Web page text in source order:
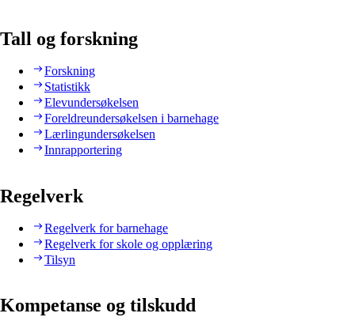
Tall og forskning
Forskning
Statistikk
Elevundersøkelsen
Foreldreundersøkelsen i barnehage
Lærlingundersøkelsen
Innrapportering
Regelverk
Regelverk for barnehage
Regelverk for skole og opplæring
Tilsyn
Kompetanse og tilskudd